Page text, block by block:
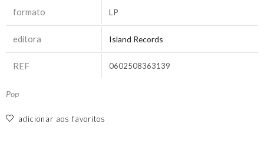
formato LP
editora Island Records
REF 0602508363139
Pop
adicionar aos favoritos